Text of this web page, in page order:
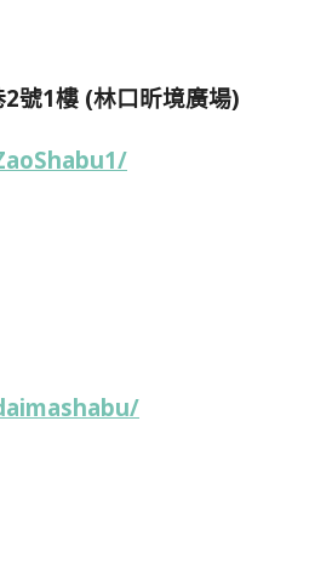
號1樓 (林口昕境廣場)